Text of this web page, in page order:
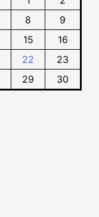
8
9
15
16
22
23
29 30